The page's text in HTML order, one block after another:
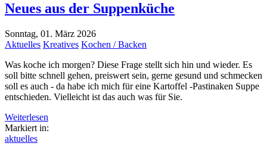
Neues aus der Suppenküche
Sonntag, 01. März 2026
Aktuelles Kreatives Kochen / Backen
Was koche ich morgen? Diese Frage stellt sich hin und wieder. Es
soll bitte schnell gehen, preiswert sein, gerne gesund und schmecken
soll es auch - da habe ich mich für eine Kartoffel -Pastinaken Suppe
entschieden. Vielleicht ist das auch was für Sie.
Weiterlesen
Markiert in:
aktuelles